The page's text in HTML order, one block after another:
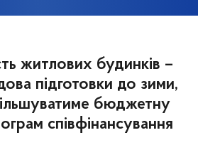
житлових будинків –
підготовки до зими,
бюджетну
співфінансування